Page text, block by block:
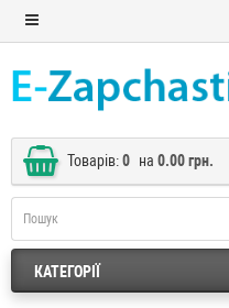
Товарів:0 на 0.00 грн.
КАТЕГОРІЇ